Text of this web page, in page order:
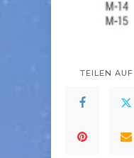
TEILEN AUF